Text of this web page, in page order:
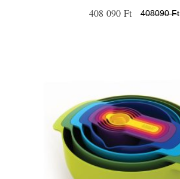
408 090 Ft 408090 Ft